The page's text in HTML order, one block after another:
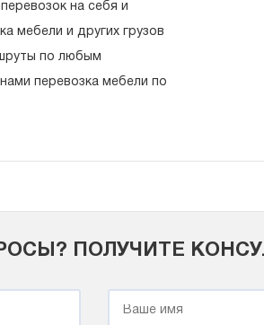
на себя и
мебели и других грузов
по любым
перевозка мебели по
ПОЛУЧИТЕ